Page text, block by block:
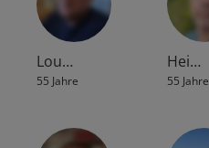
Lou…
55 Jahre
Hei…
55 Jahre